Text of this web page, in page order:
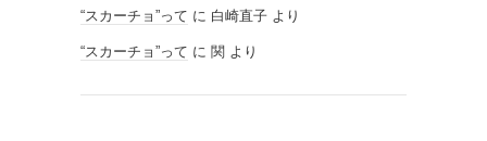
“スカーチョ”って に 白崎直子 より
“スカーチョ”って に 関 より